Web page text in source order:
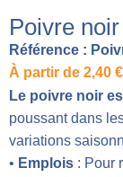
Poivre
Référence :
À partir de 2,40 €
Le poivre noir
poussant dans
variations
• Emplois : Pour